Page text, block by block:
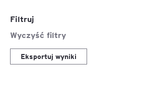
Filtruj
Wyczyść filtry
Eksportuj wyniki